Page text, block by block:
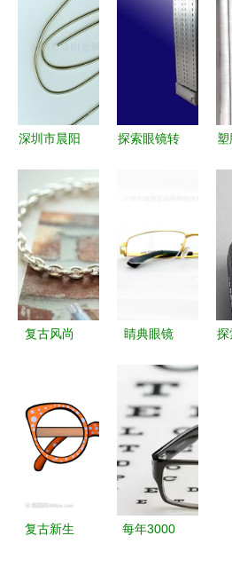
深圳市晨阳
眼镜及配件
全览
探索眼镜转
复古风尚
太阳镜全方
位解析
睛典眼镜
钛眼镜，定
义时尚与舒
适
探
复古新生
每年3000